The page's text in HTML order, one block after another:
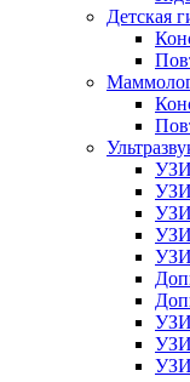
Детская
УЗИ
УЗИ
УЗИ
УЗИ
УЗИ